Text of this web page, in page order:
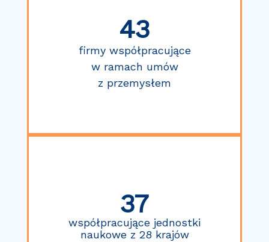
43
firmy współpracujące
w ramach umów
z przemysłem
37
współpracujące jednostki
naukowe z 28 krajów